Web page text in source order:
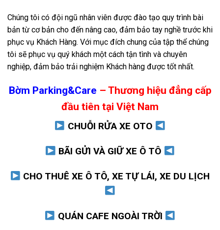
Chúng tôi có đội ngũ nhân viên được đào tạo quy trình bài
bản từ cơ bản cho đến nâng cao, đảm bảo tay nghề trước khi
phục vụ Khách Hàng. Với mục đích chung của tập thể chúng
tôi sẽ phục vụ quý khách một cách tận tình và chuyên
nghiệp, đảm bảo trải nghiệm Khách hàng được tốt nhất.
Bờm Parking&Care – Thương hiệu đẳng cấp
đầu tiên tại Việt Nam
CHUỖI RỬA XE OTO
BÃI GỬI VÀ GIỮ XE Ô TÔ
CHO THUÊ XE Ô TÔ, XE TỰ LÁI, XE DU LỊCH
QUÁN CAFE NGOÀI TRỜI